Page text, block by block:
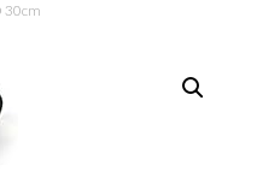
30cm